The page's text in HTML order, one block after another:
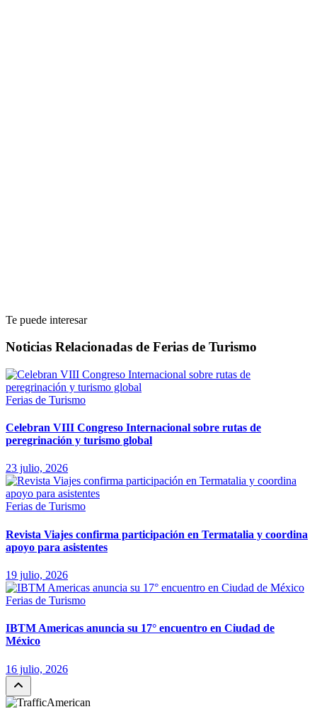
Te puede interesar
Noticias Relacionadas de Ferias de Turismo
Ferias de Turismo
Celebran VIII Congreso Internacional sobre rutas de
peregrinación y turismo global
23 julio, 2026
Ferias de Turismo
Revista Viajes confirma participación en Termatalia y coordina
apoyo para asistentes
19 julio, 2026
Ferias de Turismo
IBTM Americas anuncia su 17° encuentro en Ciudad de
México
16 julio, 2026